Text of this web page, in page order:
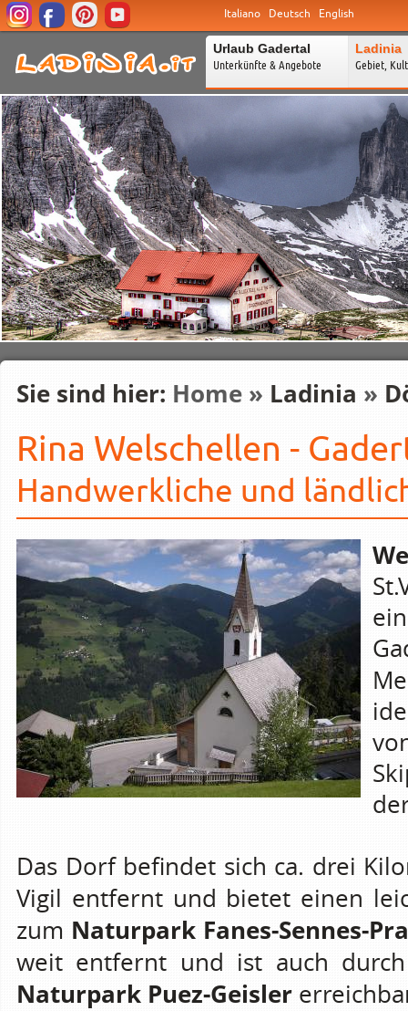
Italiano Deutsch English
Urlaub Gadertal
Unterkünfte & Angebote
Ladinia
Gebiet,
Sie sind hier: Home » Ladinia »
Rina Welschellen -
Handwerkliche und
Das Dorf befindet sich ca. drei
Vigil entfernt und bietet einen
zum Naturpark Fanes-Sennes-
weit entfernt und ist auch
Naturpark Puez-Geisler